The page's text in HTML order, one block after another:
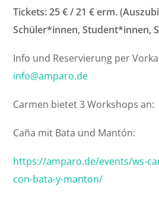
Tickets: 25 € / 21 € erm.
Schüler*innen, Student*innen,
Info und Reservierung per
info@amparo.de
Carmen bietet 3 Workshops an:
Caña mit Bata und Mantón:
https://amparo.de/events/ws-
con-bata-y-manton/